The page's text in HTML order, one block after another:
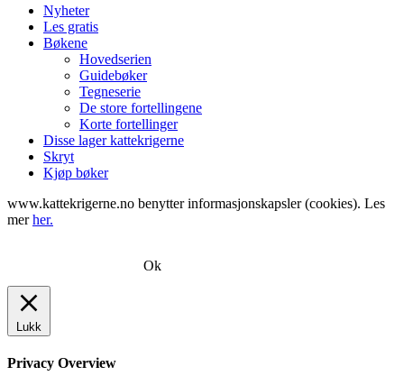
Close
Menu
Nyheter
Les gratis
Bøkene
Hovedserien
Guidebøker
Tegneserie
De store fortellingene
Korte fortellinger
Disse lager kattekrigerne
Skryt
Kjøp bøker
www.kattekrigerne.no benytter informasjonskapsler (cookies). Les
merher.
Ok
Lukk
Privacy Overview